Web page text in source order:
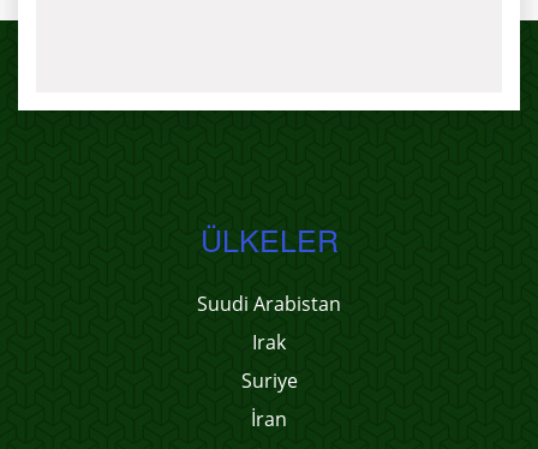
ÜLKELER
Suudi Arabistan
Irak
Suriye
İran